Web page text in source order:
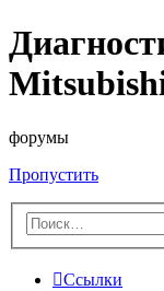
форумы
Пропустить
Ссылки